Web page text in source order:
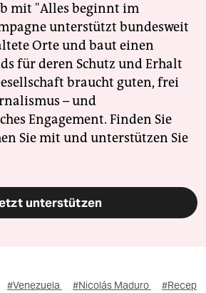
mit "Alles beginnt im
unterstützt bundesweit
Orte und baut einen
für deren Schutz und Erhalt
braucht guten, frei
– und
Engagement. Finden Sie
Sie mit und unterstützen Sie
unterstützen
#Venezuela #Nicolás Maduro
#Recep